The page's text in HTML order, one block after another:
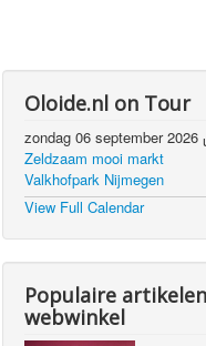
Oloide.nl on Tour
zondag 06 september 2026
Zeldzaam mooi markt
Valkhofpark Nijmegen
View Full Calendar
Populaire artikelen
webwinkel